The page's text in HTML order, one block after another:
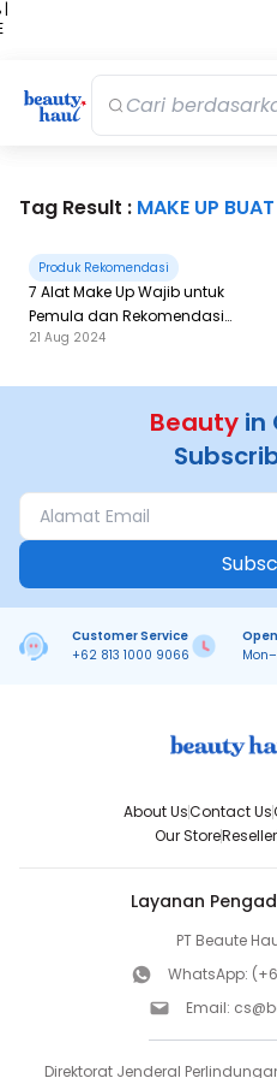
|
Tag Result : MAKE UP
Produk Rekomendasi
7 Alat Make Up Wajib untuk
Pemula dan Rekomendasi
Produknya
21 Aug 2024
Beauty in
Customer Service
+62 813 1000 9066
About UsContact Us
Our StoreReseller
Layanan
PT Beaute
WhatsApp:
Email:
Direktorat Jenderal